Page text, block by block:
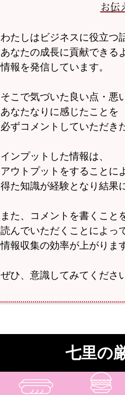
お伝
わたしはビジネスに役立つ
あなたの成長に貢献できる
情報を発信しています。
そこで気づいた良い点・悪
あなたなりに感じたことを
必ずコメントしていただき
インプットした情報は、
アウトプットをすることに
得た知識が経験となり結果
また、コメントを書くこと
読んでいただくことによっ
情報収集の効率が上がりま
ぜひ、意識してみてくださ
七里の